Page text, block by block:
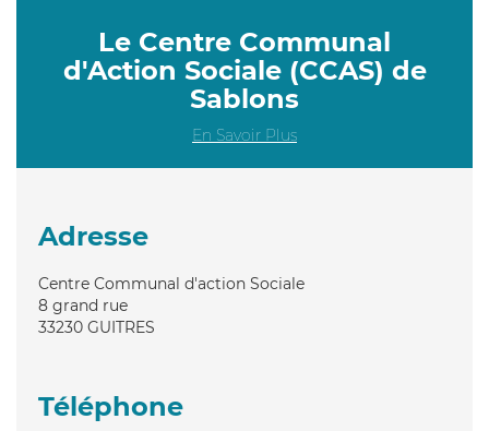
Le Centre Communal
d'Action Sociale (CCAS) de
Sablons
En Savoir Plus
Adresse
Centre Communal d'action Sociale
8 grand rue
33230 GUITRES
Téléphone